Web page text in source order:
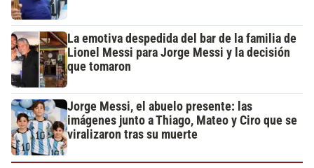
La emotiva despedida del bar de la familia de
Lionel Messi para Jorge Messi y la decisión
que tomaron
Jorge Messi, el abuelo presente: las
imágenes junto a Thiago, Mateo y Ciro que se
viralizaron tras su muerte